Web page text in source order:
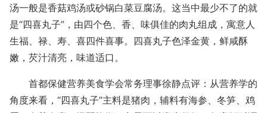
汤一般是香菇鸡汤或砂锅白菜豆腐汤。这当中最少不了的就
是“四喜丸子”，由四个色、香、味俱佳的肉丸组成，寓意人
生福、禄、寿、喜四件喜事。四喜丸子色泽金黄，鲜咸酥
嫩，芡汁清亮，味道适口。
首都保健营养美食学会常务理事徐静点评：从营养学的
角度来看，“四喜丸子”主料是猪肉，辅料有海参、冬笋、鸡